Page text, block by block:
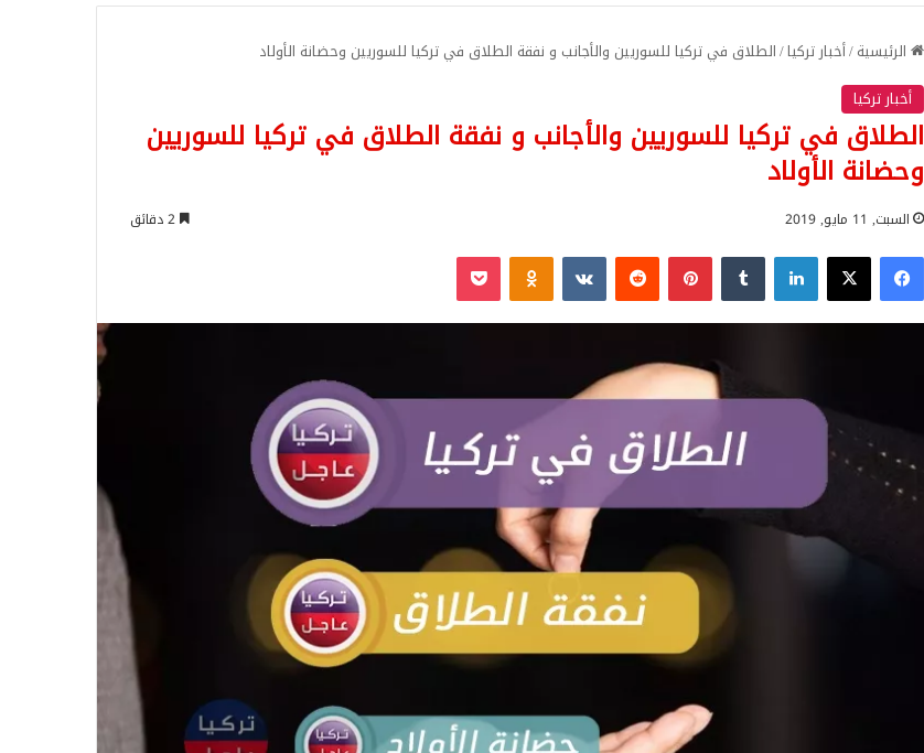
الرئيسية/أخبار تركيا/الطلاق في تركيا للسوريين والأجانب و نفقة الطلاق في تركيا للسوريين وحضانة الأولاد
أخبار تركيا
الطلاق في تركيا للسوريين والأجانب و نفقة الطلاق في تركيا للسوريين
وحضانة الأولاد
السبت, 11 مايو, 2019
فيسبوك‫X لينكدإن بينتيريست Odnoklassniki
‫Pocket